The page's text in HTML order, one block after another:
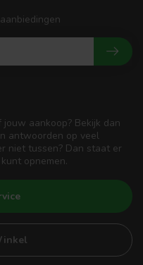
aankoop? Bekijk dan
antwoorden op veel
niet tussen? Dan staat er
opnemen.